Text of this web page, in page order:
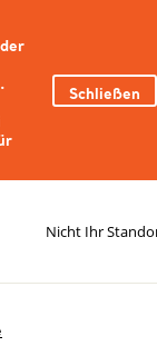
Schließen
Nicht Ihr